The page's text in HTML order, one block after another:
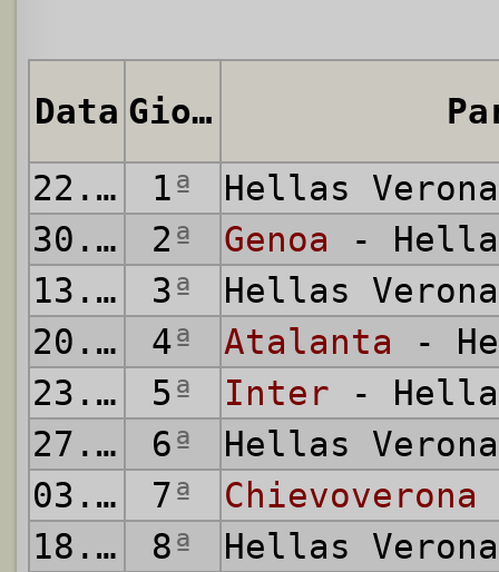
Data Giornata
22.08.2015
1ª
Hellas
30.08.2015
2ª Genoa -
13.09.2015
3ª
Hellas
20.09.2015
4ª Atalanta -
23.09.2015
5ª Inter -
27.09.2015
6ª
Hellas
03.10.2015
7ª Chievoverona
18.10.2015
8ª
Hellas